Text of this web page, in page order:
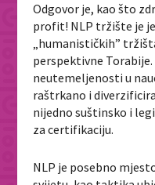
Odgovor je, kao što
profit! NLP tržište je
„humanističkih”
perspektivne
neutemeljenosti u
raštrkano i
nijedno suštinsko i
za certifikaciju.
NLP je posebno